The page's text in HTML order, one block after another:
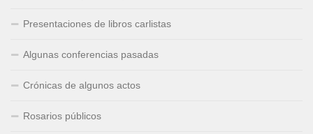
Presentaciones de libros carlistas
Algunas conferencias pasadas
Crónicas de algunos actos
Rosarios públicos